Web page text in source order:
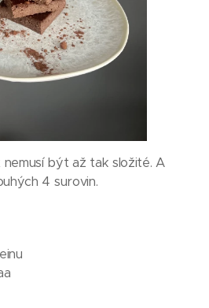
být až tak složité. A
4 surovin.